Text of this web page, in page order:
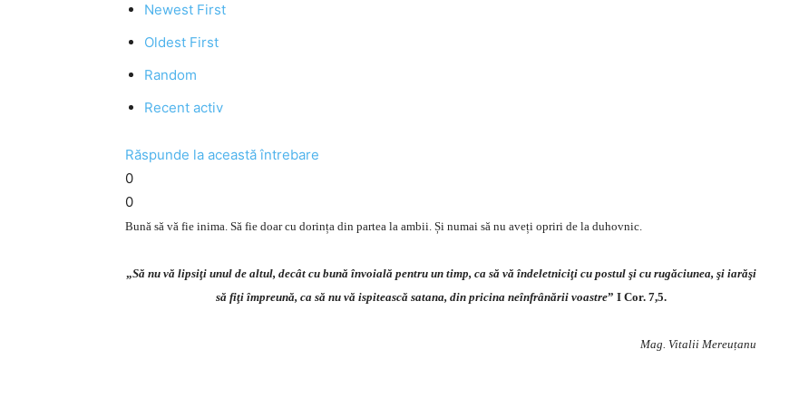
Newest First
Oldest First
Random
Recent activ
Răspunde la această întrebare
0
0
Bună să vă fie inima. Să fie doar cu dorința din partea la ambii. Și numai să nu aveți opriri de la duhovnic.
„Să nu vă lipsiţi unul de altul, decât cu bună învoială pentru un timp, ca să vă îndeletniciţi cu postul şi cu rugăciunea, şi iarăşi
să fiţi împreună, ca să nu vă ispitească satana, din pricina neînfrânării voastre” I Cor. 7,5.
Mag. Vitalii Mereuțanu